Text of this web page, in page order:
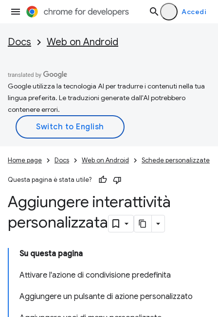
Accedi
Docs Web on Android
Google utilizza la tecnologia AI per tradurre i contenuti nella tua
lingua preferita. Le traduzioni generate dall'AI potrebbero
contenere errori.
Home page Docs Web on Android Schede personalizzate
Questa pagina è stata utile?
Aggiungere interattività
personalizzata
Su questa pagina
Attivare l'azione di condivisione predefinita
Aggiungere un pulsante di azione personalizzato